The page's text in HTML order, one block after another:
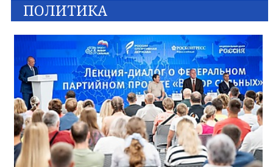
ПОЛИТИКА